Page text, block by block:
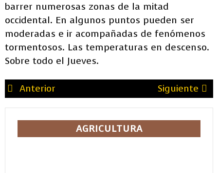
barrer numerosas zonas de la mitad
occidental. En algunos puntos pueden ser
moderadas e ir acompañadas de fenómenos
tormentosos. Las temperaturas en descenso.
Sobre todo el Jueves.
Anterior Siguiente
AGRICULTURA